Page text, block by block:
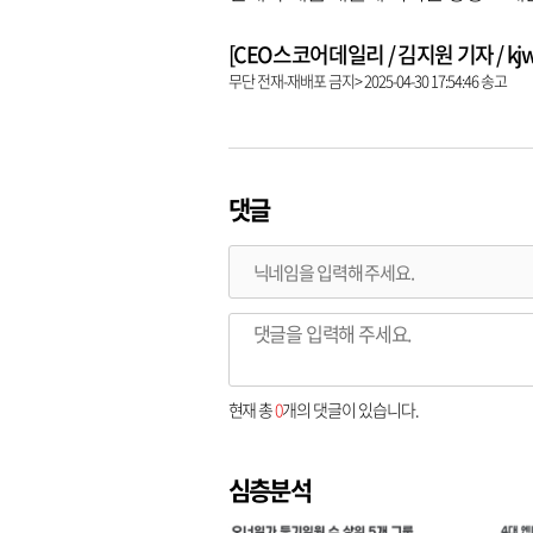
[CEO스코어데일리 / 김지원 기자 /
무단 전재-재배포 금지> 2025-04-30 17:54:46 송고
댓글
현재 총0개의 댓글이 있습니다.
심층분석